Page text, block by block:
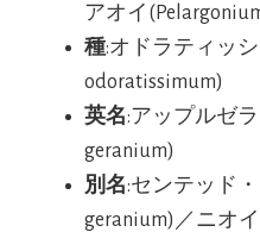
アオイ
種:オドラティッ
odoratissimum)
英名:アップルゼ
geranium)
別名:センテッド
geranium)／ニオ